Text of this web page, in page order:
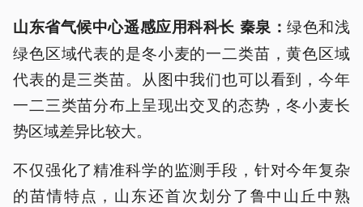
山东省气候中心遥感应用科科长 秦泉：绿色和浅
绿色区域代表的是冬小麦的一二类苗，黄色区域
代表的是三类苗。从图中我们也可以看到，今年
一二三类苗分布上呈现出交叉的态势，冬小麦长
势区域差异比较大。
不仅强化了精准科学的监测手段，针对今年复杂
的苗情特点，山东还首次划分了鲁中山丘中熟